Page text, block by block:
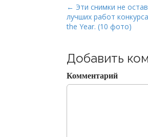
P
o
n
a
v
← Эти снимки не
лучших работ
the Year. (10 фото)
Добавить
Комментарий